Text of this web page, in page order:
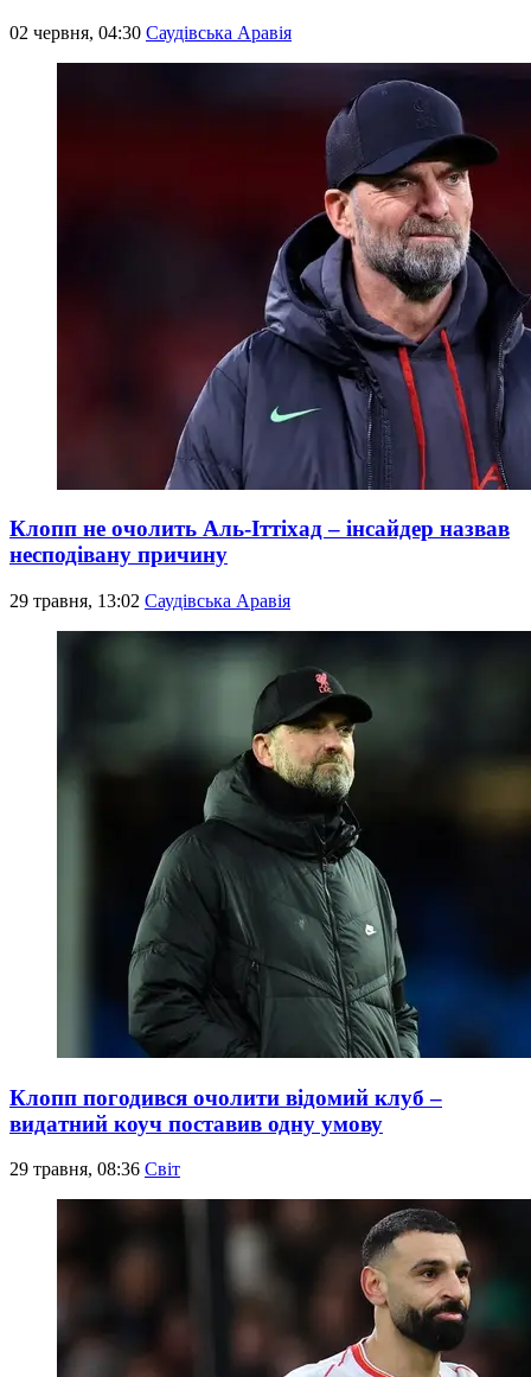
02 червня, 04:30 Саудівська Аравія
Клопп не очолить Аль-Іттіхад – інсайдер назвав
несподівану причину
29 травня, 13:02 Саудівська Аравія
Клопп погодився очолити відомий клуб –
видатний коуч поставив одну умову
29 травня, 08:36 Світ